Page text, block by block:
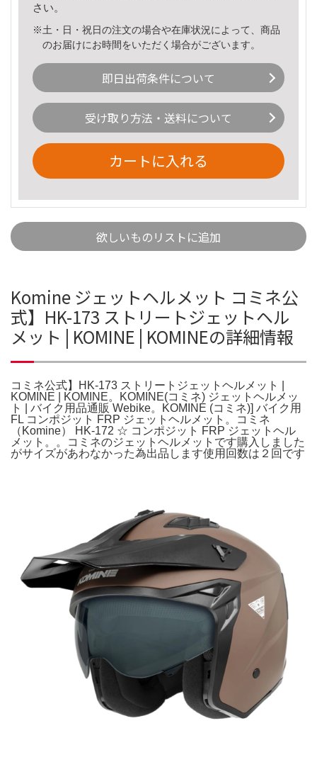
さい。
※土・日・祝日の注文の場合や在庫状況によって、商品
のお届けにお時間をいただく場合がございます。
即日出荷条件について
受け取り方法・送料について
カートに入れる
欲しいものリストに追加
Komine ジェットヘルメット コミネ公
式】HK-173 ストリートジェットヘル
メット | KOMINE | KOMINEの詳細情報
コミネ公式】HK-173 ストリートジェットヘルメット |
KOMINE | KOMINE。KOMINE(コミネ) ジェットヘルメッ
ト | バイク用品通販 Webike。KOMINE (コミネ)] バイク用
FL コンポジット FRP ジェットヘルメット。コミネ
（Komine） HK-172 ☆ コンポジット FRP ジェットヘル
メット。。コミネのジェットヘルメットです購入しました
がサイズがあわなかった為出品します使用回数は２回です